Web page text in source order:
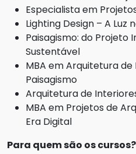
Especialista em
Lighting Design – A Luz
Paisagismo: do
Sustentável
MBA em Arquitetura
Paisagismo
Arquitetura de
MBA em Projetos de
Era Digital
Para quem são os cursos?